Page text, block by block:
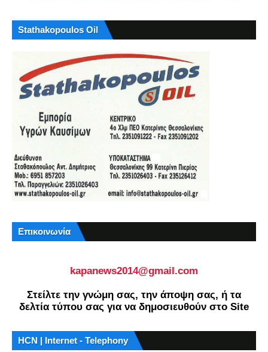
Stathakopoulos Oil
Επικοινωνία
kapanews2014@gmail.com
Στείλτε την γνώμη σας, την άποψη σας, ή τα
δελτία τύπου σας για να δημοσιευθούν στο Site
HCN | Internet - Telephony